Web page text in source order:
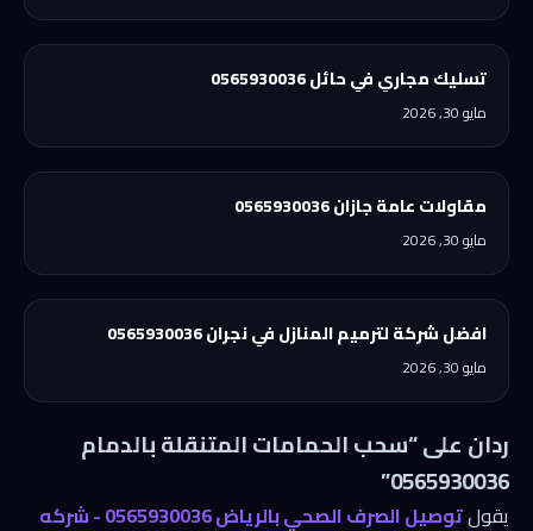
تسليك مجاري في حائل 0565930036
مايو 30, 2026
مقاولات عامة جازان 0565930036
مايو 30, 2026
افضل شركة لترميم المنازل في نجران 0565930036
مايو 30, 2026
ردان على “سحب الحمامات المتنقلة بالدمام
0565930036”
يقول
توصيل الصرف الصحي بالرياض 0565930036 - شركه